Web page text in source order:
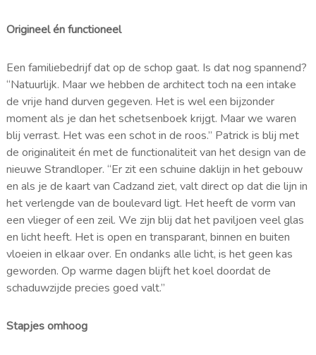
Origineel én functioneel
Een familiebedrijf dat op de schop gaat. Is dat nog spannend?
“Natuurlijk. Maar we hebben de architect toch na een intake
de vrije hand durven gegeven. Het is wel een bijzonder
moment als je dan het schetsenboek krijgt. Maar we waren
blij verrast. Het was een schot in de roos.” Patrick is blij met
de originaliteit én met de functionaliteit van het design van de
nieuwe Strandloper. “Er zit een schuine daklijn in het gebouw
en als je de kaart van Cadzand ziet, valt direct op dat die lijn in
het verlengde van de boulevard ligt. Het heeft de vorm van
een vlieger of een zeil. We zijn blij dat het paviljoen veel glas
en licht heeft. Het is open en transparant, binnen en buiten
vloeien in elkaar over. En ondanks alle licht, is het geen kas
geworden. Op warme dagen blijft het koel doordat de
schaduwzijde precies goed valt.”
Stapjes omhoog